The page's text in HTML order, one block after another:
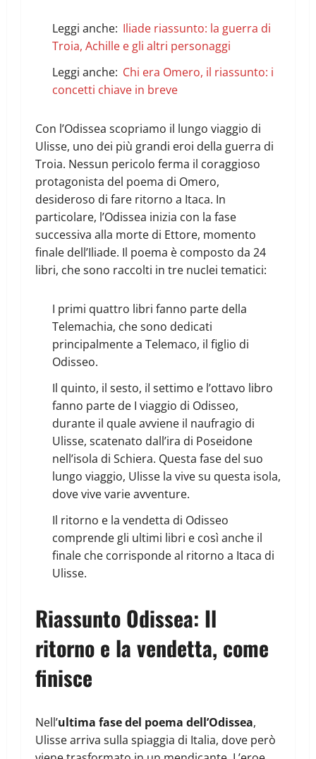
Leggi anche: Iliade riassunto: la guerra di
Troia, Achille e gli altri personaggi
Leggi anche: Chi era Omero, il riassunto: i
concetti chiave in breve
Con l’Odissea scopriamo il lungo viaggio di
Ulisse, uno dei più grandi eroi della guerra di
Troia. Nessun pericolo ferma il coraggioso
protagonista del poema di Omero,
desideroso di fare ritorno a Itaca. In
particolare, l’Odissea inizia con la fase
successiva alla morte di Ettore, momento
finale dell’Iliade. Il poema è composto da 24
libri, che sono raccolti in tre nuclei tematici:
I primi quattro libri fanno parte della
Telemachia, che sono dedicati
principalmente a Telemaco, il figlio di
Odisseo.
Il quinto, il sesto, il settimo e l’ottavo libro
fanno parte de I viaggio di Odisseo,
durante il quale avviene il naufragio di
Ulisse, scatenato dall’ira di Poseidone
nell’isola di Schiera. Questa fase del suo
lungo viaggio, Ulisse la vive su questa isola,
dove vive varie avventure.
Il ritorno e la vendetta di Odisseo
comprende gli ultimi libri e così anche il
finale che corrisponde al ritorno a Itaca di
Ulisse.
Riassunto Odissea: Il
ritorno e la vendetta, come
finisce
Nell’ultima fase del poema dell’Odissea,
Ulisse arriva sulla spiaggia di Italia, dove però